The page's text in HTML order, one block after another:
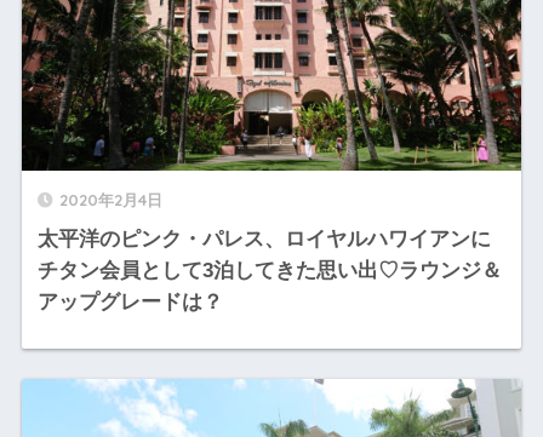
2020年2月4日
太平洋のピンク・パレス、ロイヤルハワイアンに
チタン会員として3泊してきた思い出♡ラウンジ＆
アップグレードは？